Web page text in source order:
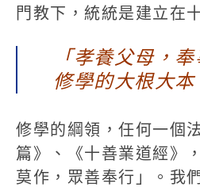
門教下，統統是建立在
「孝養父母，
修學的大根大本
修學的綱領，任何一個
篇》、《十善業道經》
莫作，眾善奉行」。我